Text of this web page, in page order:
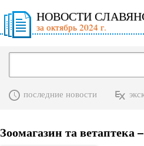
НОВОСТИ
за октябрь 2024 г.
последние новости
Зоомагазин та ветаптека